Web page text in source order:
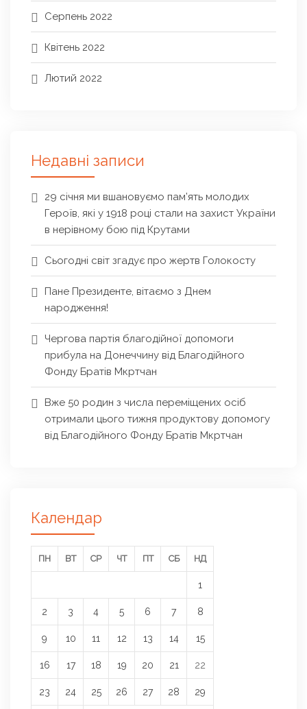
Серпень 2022
Квітень 2022
Лютий 2022
Недавні записи
29 січня ми вшановуємо пам’ять молодих
Героїв, які у 1918 році стали на захист України
в нерівному бою під Крутами
Сьогодні світ згадує про жертв Голокосту
Пане Президенте, вітаємо з Днем
народження!
Чергова партія благодійної допомоги
прибула на Донеччину від Благодійного
Фонду Братів Мкртчан
Вже 50 родин з числа переміщених осіб
отримали цього тижня продуктову допомогу
від Благодійного Фонду Братів Мкртчан
Календар
ПН ВТ СР ЧТ ПТ СБ НД
1
2 3 4 5 6 7 8
9 10 11 12 13 14 15
16 17 18 19 20 21 22
23 24 25 26 27 28 29